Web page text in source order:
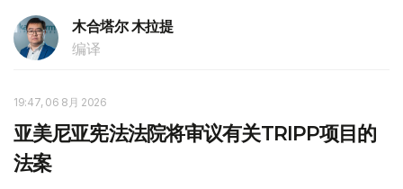
木合塔尔 木拉提
编译
19:47, 06 8月 2026
亚美尼亚宪法法院将审议有关TRIPP项目的
法案